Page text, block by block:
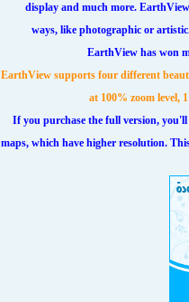
display and much more.
ways, like photographic or
EarthView has won
EarthView supports four different
at 100% zoom level,
If you purchase the full version, you'll
maps, which have higher resolution.